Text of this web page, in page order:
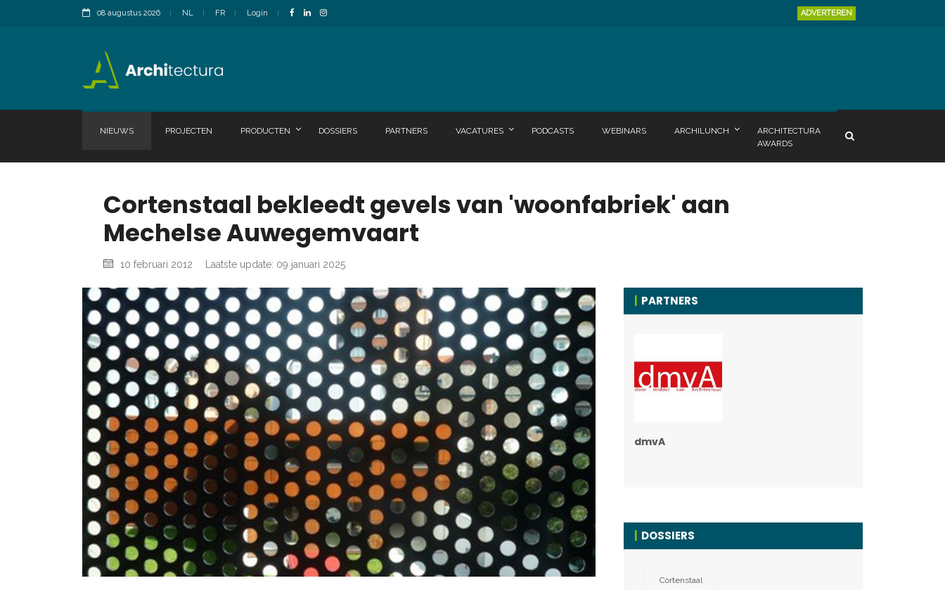
08 augustus 2026 NL FR Login ADVERTEREN
NIEUWS PROJECTEN PRODUCTEN DOSSIERS PARTNERS VACATURES PODCASTS WEBINARS ARCHILUNCH
ARCHITECTURA
AWARDS
Cortenstaal bekleedt gevels van 'woonfabriek' aan
Mechelse Auwegemvaart
10 februari 2012 Laatste update: 09 januari 2025
PARTNERS
dmvA
DOSSIERS
Cortenstaal